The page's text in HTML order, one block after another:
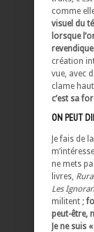
comme
visuel du
lorsque
création
vue, avec
clame
c’est sa
ON PEUT
Je fais de
ne mets
livres,
Les
militent ;
peut-être,
Je ne suis